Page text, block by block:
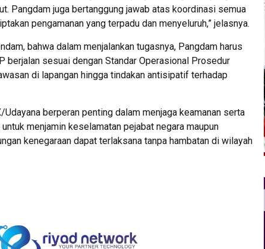
Pangdam juga bertanggung jawab atas koordinasi semua
pengamanan yang terpadu dan menyeluruh,” jelasnya.
bahwa dalam menjalankan tugasnya, Pangdam harus
berjalan sesuai dengan Standar Operasional Prosedur
di lapangan hingga tindakan antisipatif terhadap
berperan penting dalam menjaga keamanan serta
menjamin keselamatan pejabat negara maupun
kenegaraan dapat terlaksana tanpa hambatan di wilayah